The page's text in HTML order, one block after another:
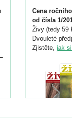
Cena
od čísla 1/
Živy (tedy 59
Dvouleté
Zjistěte, jak